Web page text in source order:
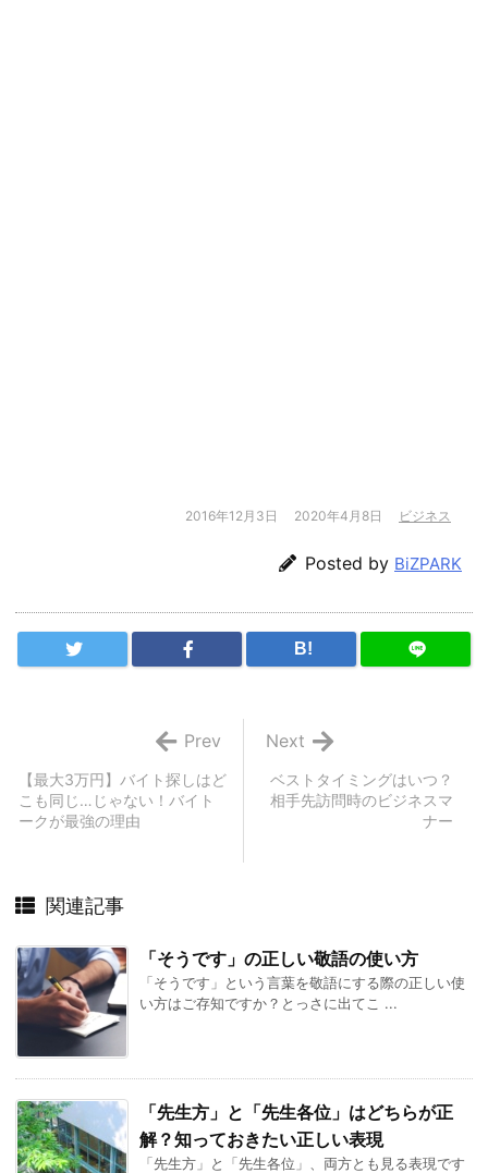
2016年12月3日 2020年4月8日 ビジネス
Posted by BiZPARK
B!
ベストタイミングはいつ？
相手先訪問時のビジネスマ
ナー
Next
【最大3万円】バイト探しはど
こも同じ…じゃない！バイト
ークが最強の理由
Prev
関連記事
「そうです」の正しい敬語の使い方
「そうです」という言葉を敬語にする際の正しい使
い方はご存知ですか？とっさに出てこ ...
「先生方」と「先生各位」はどちらが正
解？知っておきたい正しい表現
「先生方」と「先生各位」、両方とも見る表現です